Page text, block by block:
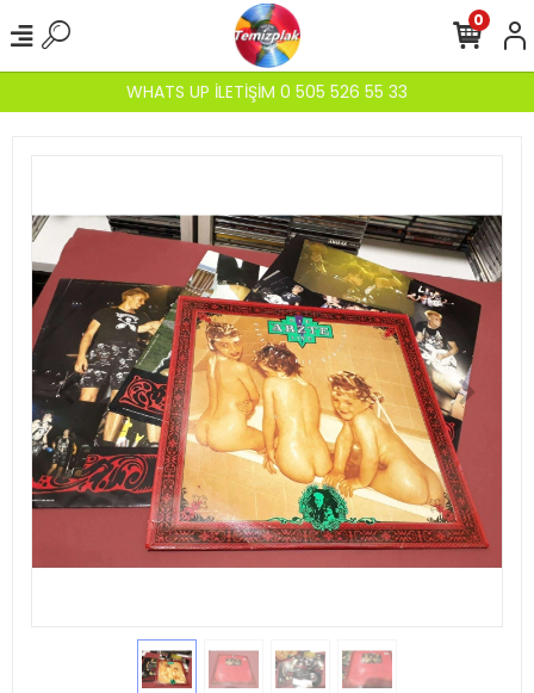
WHATS UP İLETİŞİM 0 505 526 55 33
0